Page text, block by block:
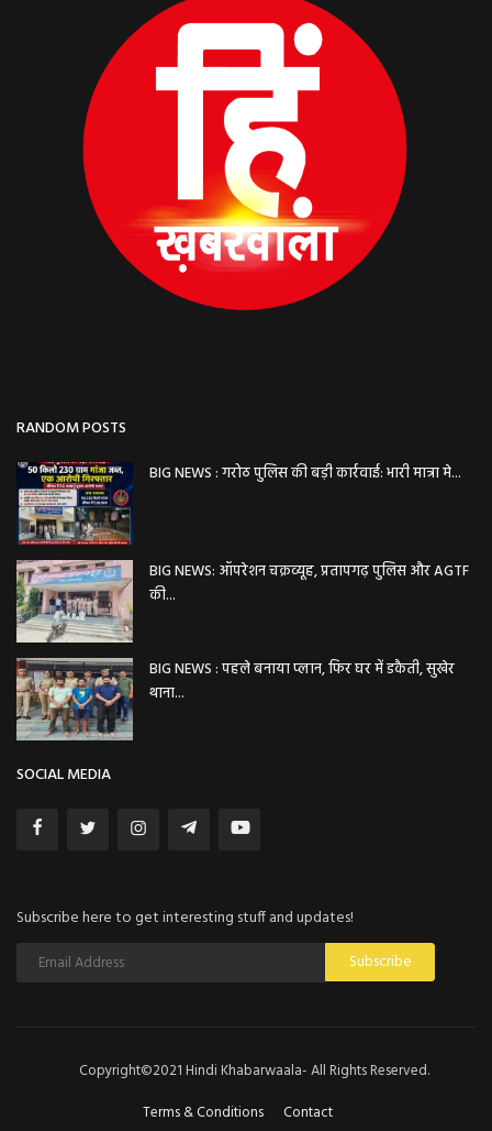
RANDOM POSTS
BIG NEWS : गरोठ पुलिस की बड़ी कार्रवाई: भारी मात्रा मे...
BIG NEWS: ऑपरेशन चक्रव्यूह, प्रतापगढ़ पुलिस और AGTF
की...
BIG NEWS : पहले बनाया प्लान, फिर घर में डकैती, सुखेर
थाना...
SOCIAL MEDIA
Subscribe here to get interesting stuff and updates!
Subscribe
Copyright©2021 Hindi Khabarwaala- All Rights Reserved.
Terms & Conditions
Contact